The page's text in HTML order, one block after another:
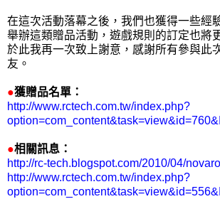
在這次活動落幕之後，我們也獲得一些經
舉辦這類贈品活動，遊戲規則的訂定也將
於此我再一次致上謝意，感謝所有參與此
友。
●獲贈品名單：
http://www.rctech.com.tw/index.php?
●相關訊息：
http://rc-tech.blogspot.com/2010/04/
http://www.rctech.com.tw/index.php?